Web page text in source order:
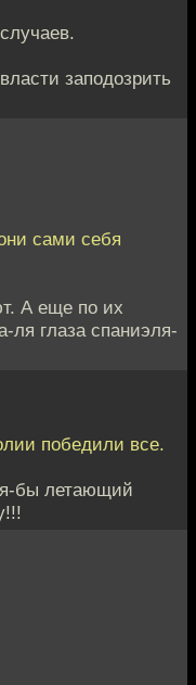
заподозрить
сами себя
А еще по их
ля глаза спаниэля-
победили все.
бы летающий